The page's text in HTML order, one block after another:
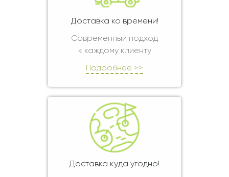
Доставка ко времени!
Современный подход
к каждому клиенту
Подробнее >>
Доставка куда угодно!